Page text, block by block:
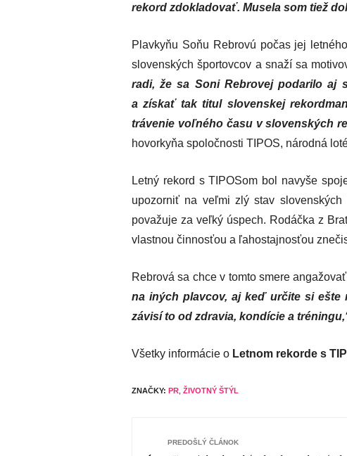
rekord zdokladovať. Musela som tiež
Plavkyňu Soňu Rebrovú počas jej
slovenských športovcov a snaží sa
radi, že sa Soni Rebrovej podarilo aj
a získať tak titul slovenskej
trávenie voľného času v slovenských
hovorkyňa spoločnosti TIPOS, národná
Letný rekord s TIPOSom bol navyše
upozorniť na veľmi zlý stav
považuje za veľký úspech. Rodáčka z
vlastnou činnosťou a ľahostajnosťou
Rebrová sa chce v tomto smere
na iných plavcov, aj keď určite si ešte
závisí to od zdravia, kondície a
Všetky informácie o Letnom rekorde s
ZNAČKY: PR ŽIVOTNÝ ŠTÝL
PREDOŠLÝ ČLÁNOK